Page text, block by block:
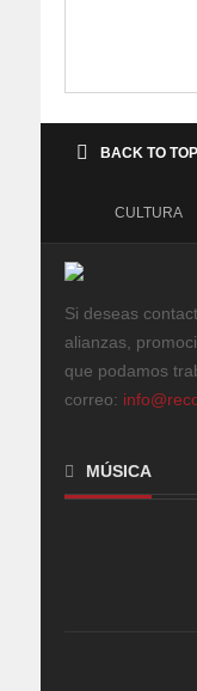
BACK TO TOP
CULTURA
Si deseas
alianzas,
que podamos
correo:
MÚSICA